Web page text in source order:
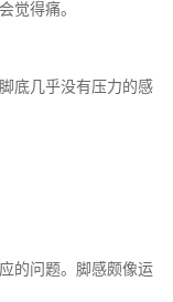
觉得痛。
底几乎没有压力的感
的问题。脚感颇像运